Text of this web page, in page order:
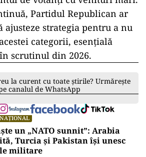
Partidul Republican ar
ajusteze strategia pentru a nu
categorii, esențială
scrutinul din 2026.
la curent cu toate știrile? Urmărește
canalul de WhatsApp
un „NATO sunnit”: Arabia
Turcia și Pakistan își unesc
militare